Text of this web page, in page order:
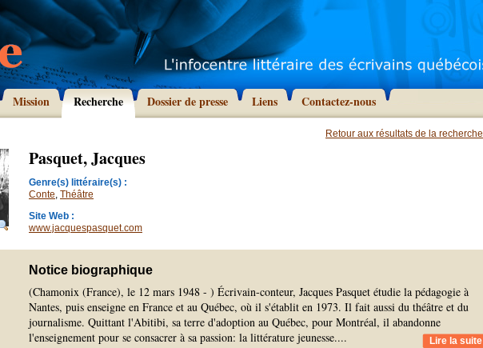
Mission Recherche Dossier de presse Liens Contactez-nous
Retour aux résultats de la recherche
Pasquet, Jacques
Genre(s) littéraire(s) :
Conte, Théâtre
Site Web :
www.jacquespasquet.com
Notice biographique
(Chamonix (France), le 12 mars 1948 - ) Écrivain-conteur, Jacques Pasquet étudie la pédagogie à
Nantes, puis enseigne en France et au Québec, où il s'établit en 1973. Il fait aussi du théâtre et du
journalisme. Quittant l'Abitibi, sa terre d'adoption au Québec, pour Montréal, il abandonne
l'enseignement pour se consacrer à sa passion: la littérature jeunesse.... Lire la suite